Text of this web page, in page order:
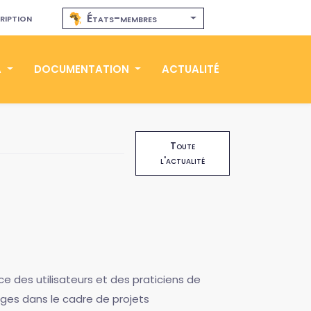
États-membres
DOCUMENTATION ACTUALITÉ
Toute
l'actualité
des utilisateurs et des praticiens de
dans le cadre de projets